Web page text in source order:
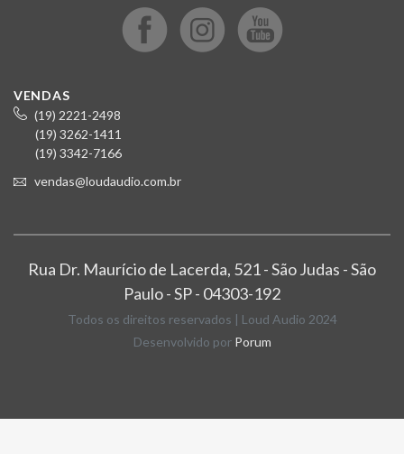
VENDAS
(19) 2221-2498
(19) 3262-1411
(19) 3342-7166
vendas@loudaudio.com.br
Rua Dr. Maurício de Lacerda, 521 - São Judas - São
Paulo - SP - 04303-192
Todos os direitos reservados | Loud Audio 2024
Desenvolvido por Porum